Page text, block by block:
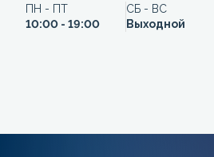
ПН - ПТ
10:00 - 19:00
СБ - ВС
Выходной